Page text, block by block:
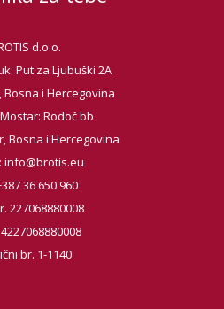
d.o.o.
Put za Ljubuški 2A
Bosna i Hercegovina
Rodoč bb
Bosna i Hercegovina
info@brotis.eu
36 650 960
227068880008
br. 1-1140